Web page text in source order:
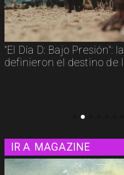
"Diamanti": una carta
contada a través de las
IR A MAGAZINE